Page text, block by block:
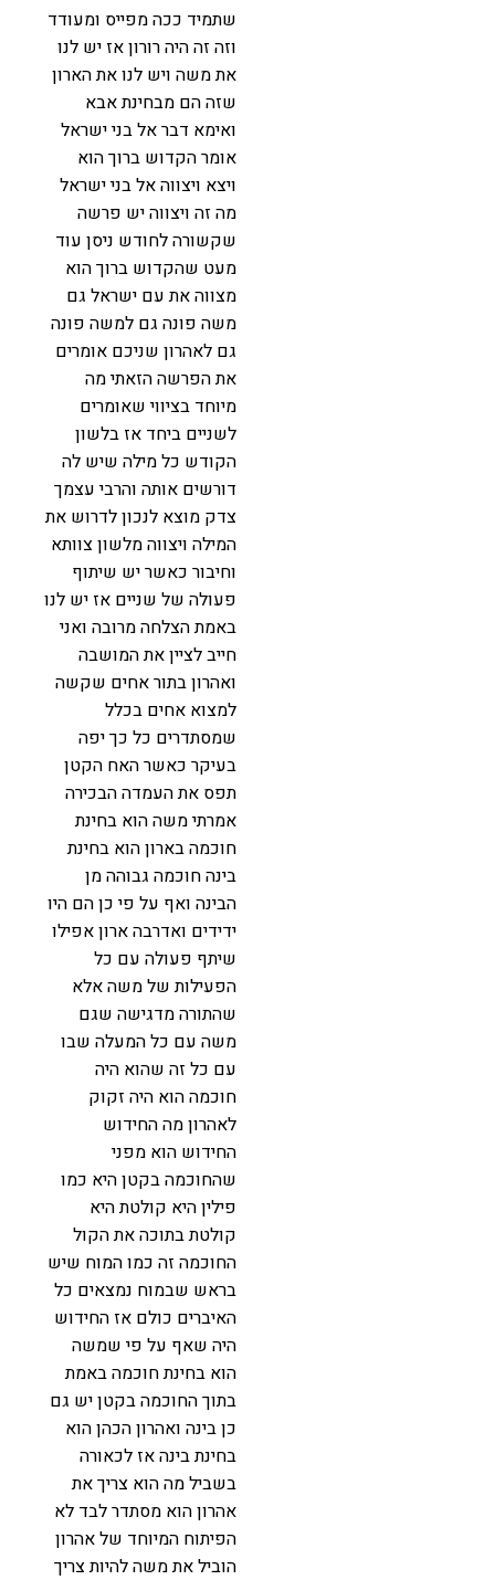
שתמיד ככה מפייס ומעודד
וזה זה היה רורון אז יש לנו
את משה ויש לנו את הארון
שזה הם מבחינת אבא
ואימא דבר אל בני ישראל
אומר הקדוש ברוך הוא
ויצא ויצווה אל בני ישראל
מה זה ויצווה יש פרשה
שקשורה לחודש ניסן עוד
מעט שהקדוש ברוך הוא
מצווה את עם ישראל גם
משה פונה גם למשה פונה
גם לאהרון שניכם אומרים
את הפרשה הזאתי מה
מיוחד בציווי שאומרים
לשניים ביחד אז בלשון
הקודש כל מילה שיש לה
דורשים אותה והרבי עצמך
צדק מוצא לנכון לדרוש את
המילה ויצווה מלשון צוותא
וחיבור כאשר יש שיתוף
פעולה של שניים אז יש לנו
באמת הצלחה מרובה ואני
חייב לציין את המושבה
ואהרון בתור אחים שקשה
למצוא אחים בכלל
שמסתדרים כל כך יפה
בעיקר כאשר האח הקטן
תפס את העמדה הבכירה
אמרתי משה הוא בחינת
חוכמה בארון הוא בחינת
בינה חוכמה גבוהה מן
הבינה ואף על פי כן הם היו
ידידים ואדרבה ארון אפילו
שיתף פעולה עם כל
הפעילות של משה אלא
שהתורה מדגישה שגם
משה עם כל המעלה שבו
עם כל זה שהוא היה
חוכמה הוא היה זקוק
לאהרון מה החידוש
החידוש הוא מפני
שהחוכמה בקטן היא כמו
פילין היא קולטת היא
קולטת בתוכה את הקול
החוכמה זה כמו המוח שיש
בראש שבמוח נמצאים כל
האיברים כולם אז החידוש
היה שאף על פי שמשה
הוא בחינת חוכמה באמת
בתוך החוכמה בקטן יש גם
כן בינה ואהרון הכהן הוא
בחינת בינה אז לכאורה
בשביל מה הוא צריך את
אהרון הוא מסתדר לבד לא
הפיתוח המיוחד של אהרון
הוביל את משה להיות צריך